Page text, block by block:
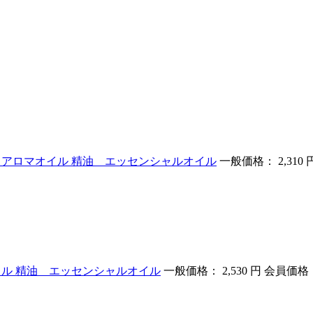
ロマオイル 精油 エッセンシャルオイル 一般価格： 2,310
ル 精油 エッセンシャルオイル 一般価格： 2,530 円 会員価格